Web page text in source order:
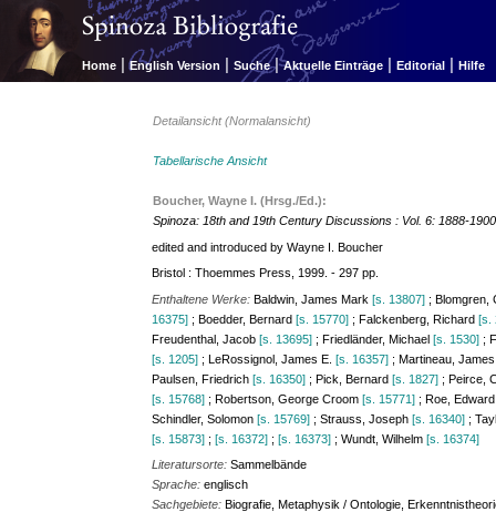
Home | English Version | Suche | Aktuelle Einträge | Editorial | Hilfe
Detailansicht (Normalansicht)
Tabellarische Ansicht
Boucher, Wayne I. (Hrsg./Ed.):
Spinoza: 18th and 19th Century Discussions : Vol. 6: 1888-1900
edited and introduced by Wayne I. Boucher
Bristol : Thoemmes Press, 1999. - 297 pp.
Enthaltene Werke:Baldwin, James Mark[s. 13807] ; Blomgren,
16375] ; Boedder, Bernard[s. 15770] ; Falckenberg, Richard[s.
Freudenthal, Jacob[s. 13695] ; Friedländer, Michael[s. 1530] ;
[s. 1205] ; LeRossignol, James E.[s. 16357] ; Martineau,
Paulsen, Friedrich[s. 16350] ; Pick, Bernard[s. 1827] ; Peirce,
[s. 15768] ; Robertson, George Croom[s. 15771] ; Roe,
Schindler, Solomon[s. 15769] ; Strauss, Joseph[s. 16340] ;
[s. 15873] ;[s. 16372] ;[s. 16373] ; Wundt, Wilhelm[s. 16374]
Literatursorte:Sammelbände
Sprache:englisch
Sachgebiete:Biografie, Metaphysik / Ontologie,